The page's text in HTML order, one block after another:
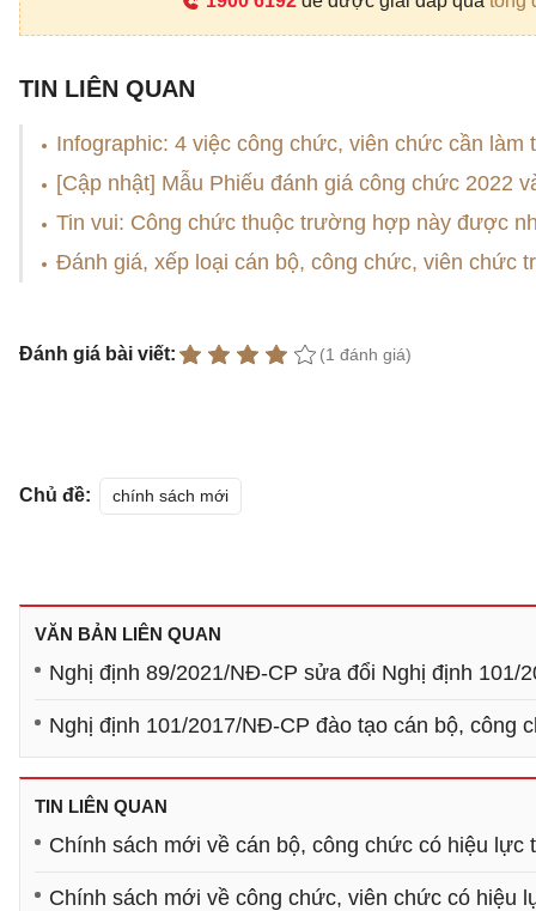
TIN LIÊN QUAN
Infographic: 4 việc công chức, viên chức cần làm
[Cập nhật] Mẫu Phiếu đánh giá công chức 2022
Tin vui: Công chức thuộc trường hợp này được
Đánh giá, xếp loại cán bộ, công chức, viên chức
Đánh giá bài viết: (1 đánh giá)
Chủ đề: chính sách mới
VĂN BẢN LIÊN QUAN
Nghị định 89/2021/NĐ-CP sửa đổi Nghị định
Nghị định 101/2017/NĐ-CP đào tạo cán bộ, công
TIN LIÊN QUAN
Chính sách mới về cán bộ, công chức có hiệu lực
Chính sách mới về công chức, viên chức có hiệu